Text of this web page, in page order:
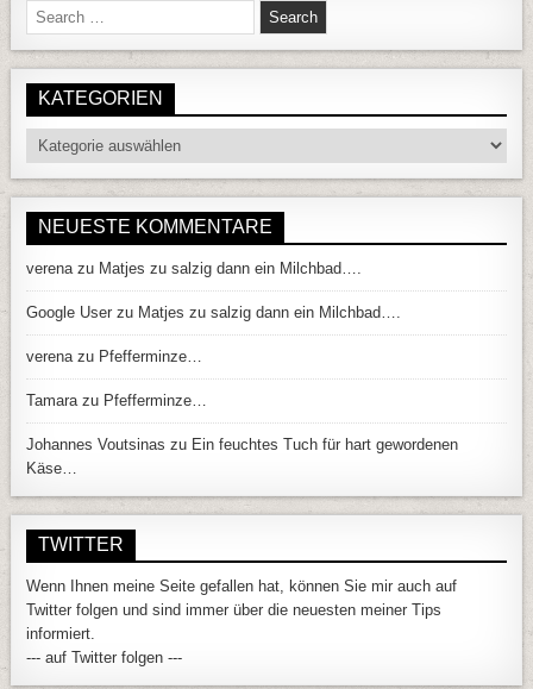
Search for:
KATEGORIEN
Kategorien
NEUESTE KOMMENTARE
verenazu Matjes zu salzig dann ein Milchbad….
Google User zu Matjes zu salzig dann ein Milchbad….
verenazu Pfefferminze…
Tamarazu Pfefferminze…
Johannes Voutsinas zu Ein feuchtes Tuch für hart gewordenen
Käse…
TWITTER
Wenn Ihnen meine Seite gefallen hat, können Sie mir auch auf
Twitter folgen und sind immer über die neuesten meiner Tips
informiert.
--- auf Twitter folgen ---